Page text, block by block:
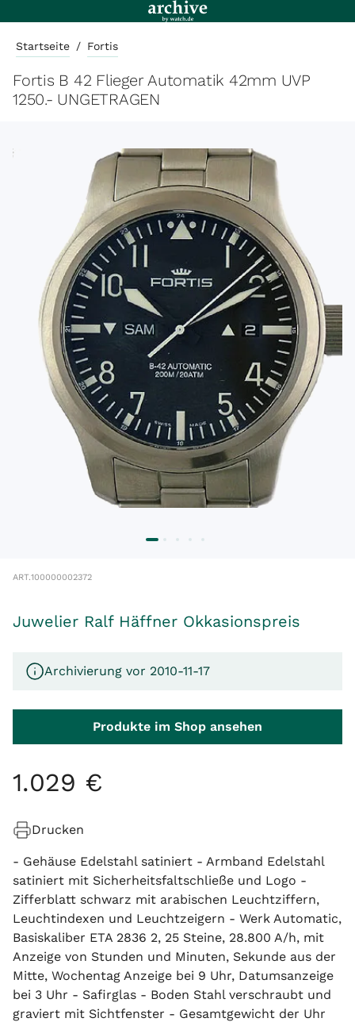
Startseite / Fortis
Fortis B 42 Flieger Automatik 42mm UVP
1250.- UNGETRAGEN
ART.100000002372
Juwelier Ralf Häffner Okkasionspreis
Archivierung vor 2010-11-17
Produkte im Shop ansehen
1.029 €
Drucken
- Gehäuse Edelstahl satiniert - Armband Edelstahl
satiniert mit Sicherheitsfaltschließe und Logo -
Zifferblatt schwarz mit arabischen Leuchtziffern,
Leuchtindexen und Leuchtzeigern - Werk Automatic,
Basiskaliber ETA 2836 2, 25 Steine, 28.800 A/h, mit
Anzeige von Stunden und Minuten, Sekunde aus der
Mitte, Wochentag Anzeige bei 9 Uhr, Datumsanzeige
bei 3 Uhr - Safirglas - Boden Stahl verschraubt und
graviert mit Sichtfenster - Gesamtgewicht der Uhr